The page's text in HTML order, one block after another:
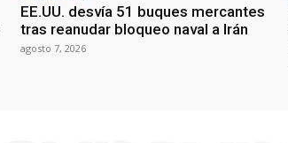
EE.UU. desvía 51 buques mercantes
tras reanudar bloqueo naval a Irán
agosto 7, 2026